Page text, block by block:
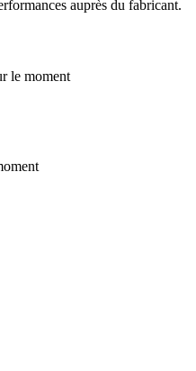
auprès du fabricant.
le moment